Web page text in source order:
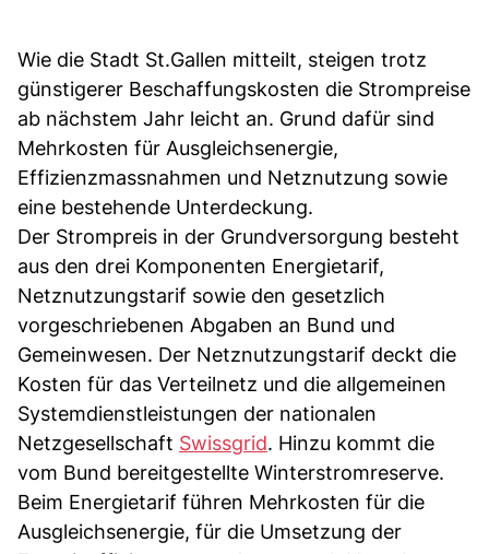
Wie die Stadt St.Gallen mitteilt, steigen trotz
günstigerer Beschaffungskosten die Strompreise
ab nächstem Jahr leicht an. Grund dafür sind
Mehrkosten für Ausgleichsenergie,
Effizienzmassnahmen und Netznutzung sowie
eine bestehende Unterdeckung.
Der Strompreis in der Grundversorgung besteht
aus den drei Komponenten Energietarif,
Netznutzungstarif sowie den gesetzlich
vorgeschriebenen Abgaben an Bund und
Gemeinwesen. Der Netznutzungstarif deckt die
Kosten für das Verteilnetz und die allgemeinen
Systemdienstleistungen der nationalen
Netzgesellschaft Swissgrid. Hinzu kommt die
vom Bund bereitgestellte Winterstromreserve.
Beim Energietarif führen Mehrkosten für die
Ausgleichsenergie, für die Umsetzung der